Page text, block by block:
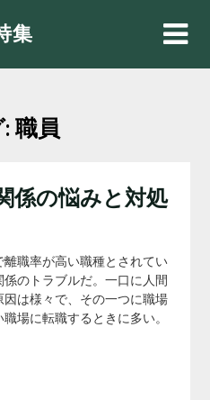
集
職員
係の悩みと対処
職率が高い職種とされてい
のトラブルだ。一口に人間
は様々で、その一つに職場
場に転職するときに多い。